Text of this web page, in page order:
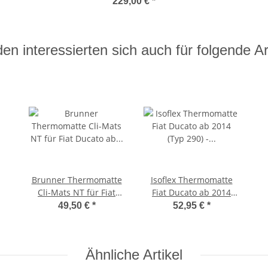
interessierten sich auch für folgende
Brunner Thermomatte
Cli-Mats NT für Fiat
Ducato ab 2006 bis
49,50 € *
Isoflex Thermomatte
Fiat Ducato ab 2014
(Typ 290) - Fahrerhaus
52,95 € *
Ähnliche Artikel